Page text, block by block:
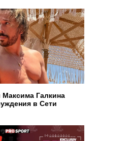
Галкина
в Сети